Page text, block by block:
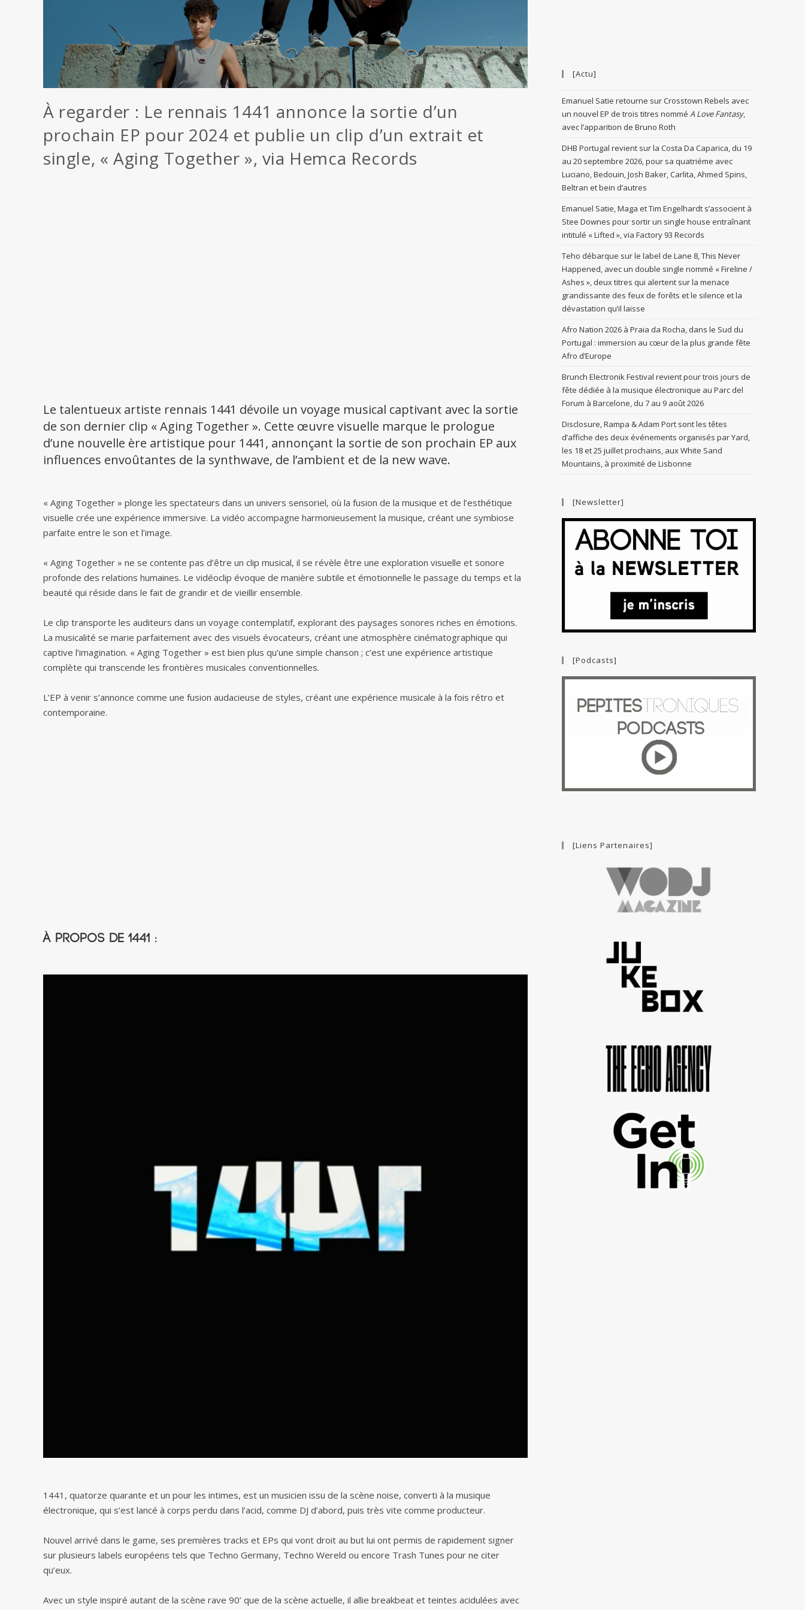
À regarder : Le rennais 1441 annonce la sortie d’un
prochain EP pour 2024 et publie un clip d’un extrait et
single, « Aging Together », via Hemca Records
Le talentueux artiste rennais 1441 dévoile un voyage musical captivant avec la sortie
de son dernier clip « Aging Together ». Cette œuvre visuelle marque le prologue
d’une nouvelle ère artistique pour 1441, annonçant la sortie de son prochain EP aux
influences envoûtantes de la synthwave, de l’ambient et de la new wave.
« Aging Together » plonge les spectateurs dans un univers sensoriel, où la fusion de la musique et de l’esthétique
visuelle crée une expérience immersive. La vidéo accompagne harmonieusement la musique, créant une symbiose
parfaite entre le son et l’image.
« Aging Together » ne se contente pas d’être un clip musical, il se révèle être une exploration visuelle et sonore
profonde des relations humaines. Le vidéoclip évoque de manière subtile et émotionnelle le passage du temps et la
beauté qui réside dans le fait de grandir et de vieillir ensemble.
Le clip transporte les auditeurs dans un voyage contemplatif, explorant des paysages sonores riches en émotions.
La musicalité se marie parfaitement avec des visuels évocateurs, créant une atmosphère cinématographique qui
captive l’imagination. « Aging Together » est bien plus qu’une simple chanson ; c’est une expérience artistique
complète qui transcende les frontières musicales conventionnelles.
L’EP à venir s’annonce comme une fusion audacieuse de styles, créant une expérience musicale à la fois rétro et
contemporaine.
À propos de 1441 :
1441, quatorze quarante et un pour les intimes, est un musicien issu de la scène noise, converti à la musique
électronique, qui s’est lancé à corps perdu dans l’acid, comme DJ d’abord, puis très vite comme producteur.
Nouvel arrivé dans le game, ses premières tracks et EPs qui vont droit au but lui ont permis de rapidement signer
sur plusieurs labels européens tels que Techno Germany, Techno Wereld ou encore Trash Tunes pour ne citer
qu’eux.
Avec un style inspiré autant de la scène rave 90’ que de la scène actuelle, il allie breakbeat et teintes acidulées avec
[Actu]
Emanuel Satie retourne sur Crosstown Rebels avec
un nouvel EP de trois titres nommé A Love Fantasy,
avec l’apparition de Bruno Roth
DHB Portugal revient sur la Costa Da Caparica, du 19
au 20 septembre 2026, pour sa quatriéme avec
Luciano, Bedouin, Josh Baker, Carlita, Ahmed Spins,
Beltran et bein d’autres
Emanuel Satie, Maga et Tim Engelhardt s’associent à
Stee Downes pour sortir un single house entraînant
intitulé « Lifted », via Factory 93 Records
Teho débarque sur le label de Lane 8, This Never
Happened, avec un double single nommé « Fireline /
Ashes », deux titres qui alertent sur la menace
grandissante des feux de forêts et le silence et la
dévastation qu’il laisse
Afro Nation 2026 à Praia da Rocha, dans le Sud du
Portugal : immersion au cœur de la plus grande fête
Afro d’Europe
Brunch Electronik Festival revient pour trois jours de
fête dédiée à la musique électronique au Parc del
Forum à Barcelone, du 7 au 9 août 2026
Disclosure, Rampa & Adam Port sont les têtes
d’affiche des deux événements organisés par Yard,
les 18 et 25 juillet prochains, aux White Sand
Mountains, à proximité de Lisbonne
[Newsletter]
[Podcasts]
[Liens Partenaires]